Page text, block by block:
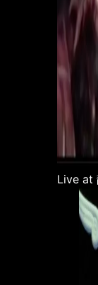
Live at